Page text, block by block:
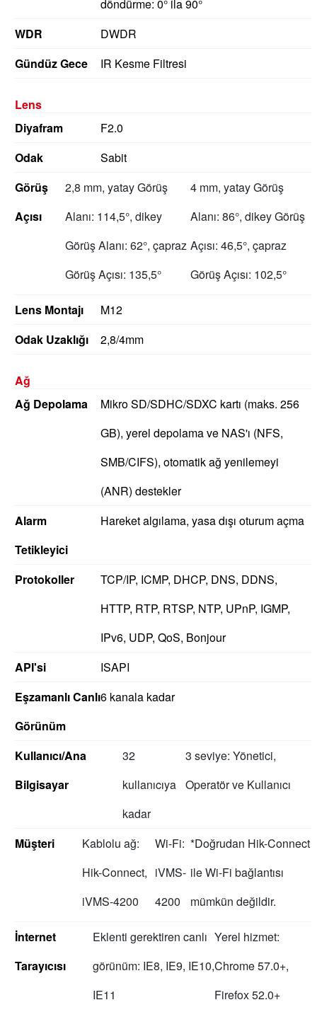
döndürme: 0° ila 90°
WDR
DWDR
Gündüz Gece
IR Kesme Filtresi
Lens
Diyafram
F2.0
Odak
Sabit
Görüş
Açısı
2,8 mm, yatay Görüş
Alanı: 114,5°, dikey
Görüş Alanı: 62°, çapraz
Görüş Açısı: 135,5°
4 mm, yatay Görüş
Alanı: 86°, dikey Görüş
Açısı: 46,5°, çapraz
Görüş Açısı: 102,5°
Lens Montajı
M12
Odak Uzaklığı
2,8/4mm
Ağ
Ağ Depolama
Mikro SD/SDHC/SDXC kartı (maks. 256
GB), yerel depolama ve NAS'ı (NFS,
SMB/CIFS), otomatik ağ yenilemeyi
(ANR) destekler
Alarm
Tetikleyici
Hareket algılama, yasa dışı oturum açma
Protokoller
TCP/IP, ICMP, DHCP, DNS, DDNS,
HTTP, RTP, RTSP, NTP, UPnP, IGMP,
IPv6, UDP, QoS, Bonjour
API'si
ISAPI
Eşzamanlı Canlı
Görünüm
6 kanala kadar
Kullanıcı/Ana
Bilgisayar
32
kullanıcıya
kadar
3 seviye: Yönetici,
Operatör ve Kullanıcı
Müşteri
Kablolu ağ:
Hik-Connect,
iVMS-4200
Wi-Fi:
iVMS-
4200
*Doğrudan Hik-Connect
ile Wi-Fi bağlantısı
mümkün değildir.
İnternet
Tarayıcısı
Eklenti gerektiren canlı
görünüm: IE8, IE9, IE10,
IE11
Yerel hizmet:
Chrome 57.0+,
Firefox 52.0+